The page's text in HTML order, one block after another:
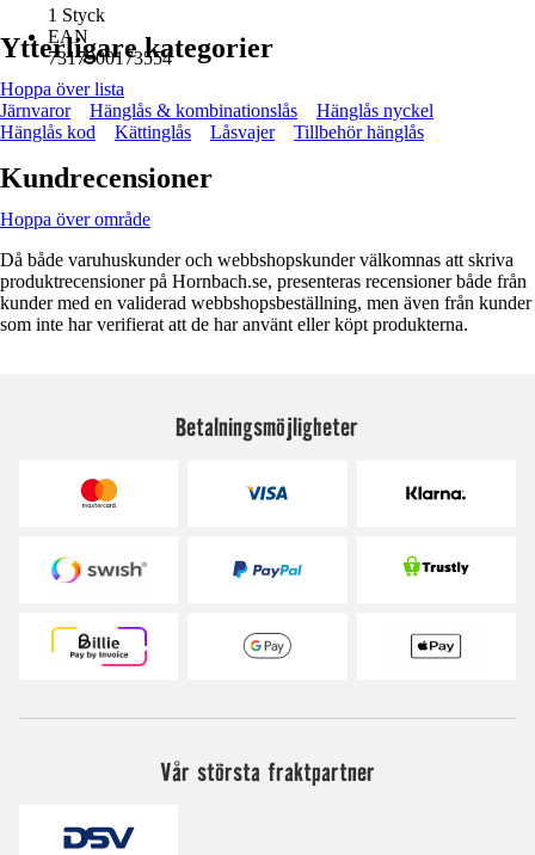
1 Styck
EAN
7317900173554
Ytterligare kategorier
Hoppa över lista
Järnvaror
Hänglås & kombinationslås
Hänglås nyckel
Hänglås kod
Kättinglås Låsvajer Tillbehör hänglås
Kundrecensioner
Hoppa över område
Då både varuhuskunder och webbshopskunder välkomnas att skriva
produktrecensioner på Hornbach.se, presenteras recensioner både från
kunder med en validerad webbshopsbeställning, men även från kunder
som inte har verifierat att de har använt eller köpt produkterna.
Betalningsmöjligheter
Vår största fraktpartner